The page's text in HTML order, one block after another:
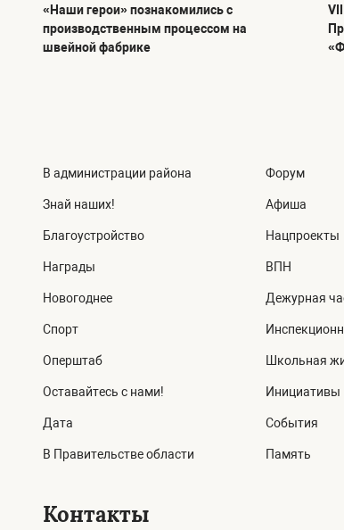
«Наши герои» познакомились с
производственным процессом на
швейной фабрике
В администрации района
Знай наших!
Благоустройство
Награды
Новогоднее
Спорт
Оперштаб
Оставайтесь с нами!
Дата
В Правительстве области
Форум
Афиша
Нацпроекты
ВПН
Дежурная
Школьная
Инициативы
События
Память
Контакты